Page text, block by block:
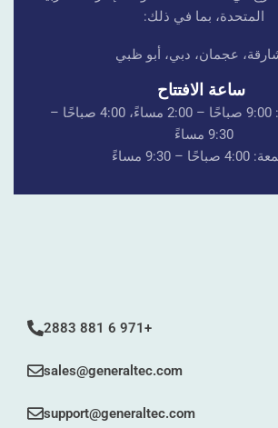
المتحدة، بما في ذلك:
عجمان، دبي، أبو ظبي
ساعة الافتتاح
الاثنين – الأحد: 9:00 صباحًا – 2:00 مساءً، 4:00 صباحًا –
9:30 مساءً
– 9:30 مساءً
+971 6 881 2883
sales@generaltec.com
support@generaltec.com